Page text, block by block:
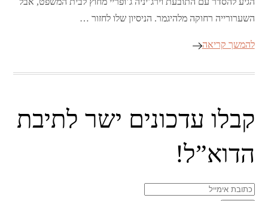
השערורייה רחוקה מלהיגמר. הניסיון שלו לחזור …
להמשך קריאה
קבלו עדכונים ישר לתיבת
הדוא”ל!